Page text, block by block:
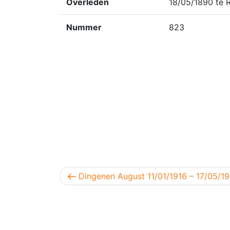
Overleden 18/05/1890 te
Nummer 823
Berichtnavigatie
Vorig bericht
Dingenen August 11/01/1916 – 17/05/